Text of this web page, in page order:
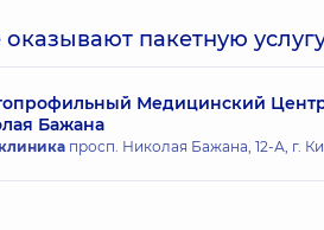
Отто-Кристиан
челюстно-лицевой,3 лет опыта
оказывают пакетную
Медицинский Центр
Бажана
просп. Николая Бажана, 12-А, г.